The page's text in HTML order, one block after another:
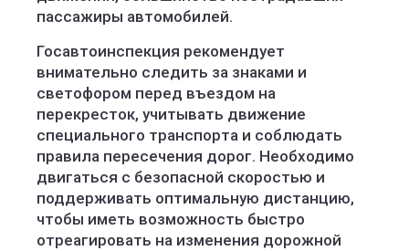
пассажиры автомобилей.
Госавтоинспекция рекомендует
внимательно следить за знаками и
светофором перед въездом на
перекресток, учитывать движение
специального транспорта и соблюдать
правила пересечения дорог. Необходимо
двигаться с безопасной скоростью и
поддерживать оптимальную дистанцию,
чтобы иметь возможность быстро
отреагировать на изменения дорожной